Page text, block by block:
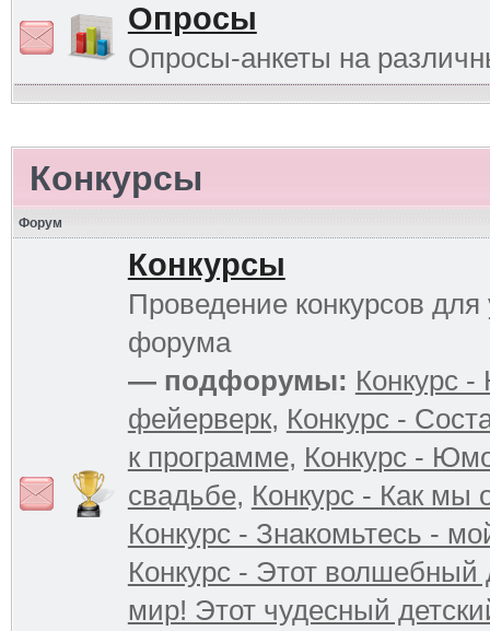
Опросы
Опросы-анкеты на
Конкурсы
Форум
Конкурсы
Проведение конкурсов для
форума
— подфорумы: Конкурс
фейерверк, Конкурс -
к программе, Конкурс -
свадьбе, Конкурс - Как мы
Конкурс - Знакомьтесь -
Конкурс - Этот волшебный
мир! Этот чудесный